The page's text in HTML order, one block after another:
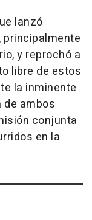
lanzó
principalmente
y reprochó a
libre de estos
la inminente
de ambos
conjunta
en la